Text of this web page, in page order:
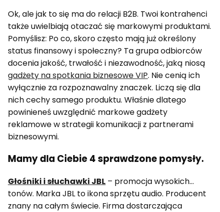
Ok, ale jak to się ma do relacji B2B. Twoi kontrahenci
także uwielbiają otaczać się markowymi produktami.
Pomyślisz: Po co, skoro często mają już określony
status finansowy i społeczny? Ta grupa odbiorców
docenia jakość, trwałość i niezawodność, jaką niosą
gadżety na spotkania biznesowe VIP. Nie cenią ich
wyłącznie za rozpoznawalny znaczek. Liczą się dla
nich cechy samego produktu. Właśnie dlatego
powinieneś uwzględnić markowe gadżety
reklamowe w strategii komunikacji z partnerami
biznesowymi.
Mamy dla Ciebie 4 sprawdzone pomysły.
Głośniki i słuchawki JBL – promocja wysokich…
tonów. Marka JBL to ikona sprzętu audio. Producent
znany na całym świecie. Firma dostarczająca